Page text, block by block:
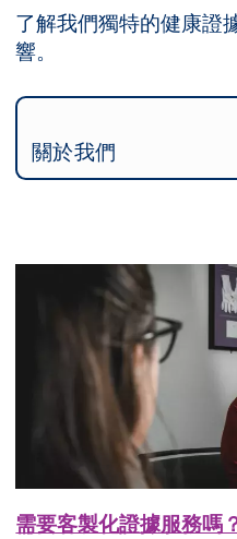
了解我們獨特的健康證
響。
關於我們
需要客製化證據服務嗎